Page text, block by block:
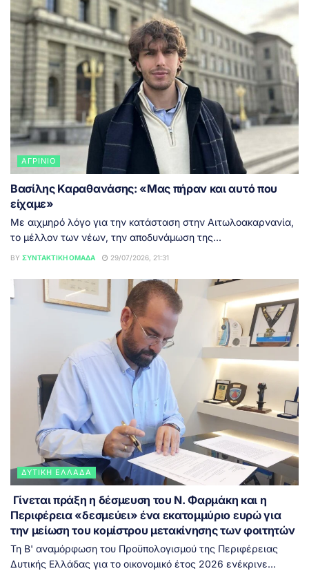
ΑΓΡΊΝΙΟ
Βασίλης Καραθανάσης: «Μας πήραν και αυτό που
είχαμε»
Με αιχμηρό λόγο για την κατάσταση στην Αιτωλοακαρνανία,
το μέλλον των νέων, την αποδυνάμωση της...
BY ΣΥΝΤΑΚΤΙΚΉ ΟΜΆΔΑ 29/07/2026, 21:31
ΔΥΤΙΚΉ ΕΛΛΆΔΑ
Γίνεται πράξη η δέσμευση του Ν. Φαρμάκη και η
Περιφέρεια «δεσμεύει» ένα εκατομμύριο ευρώ για
την μείωση του κομίστρου μετακίνησης των φοιτητών
Τη Β' αναμόρφωση του Προϋπολογισμού της Περιφέρειας
Δυτικής Ελλάδας για το οικονομικό έτος 2026 ενέκρινε...